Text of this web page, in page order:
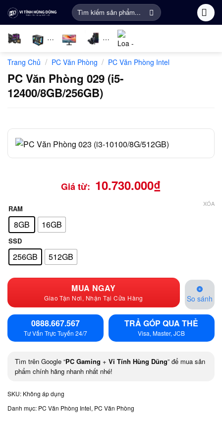
qua
nội
dung
Tìm
kiếm:
kiện
máy
tính
Gaming
Hình
Máy
Tính
Gear
thanh
Kiện
Trang Chủ / PC Văn Phòng / PC Văn Phòng Intel
PC Văn Phòng 029 (i5-
12400/8GB/256GB)
Giá từ: 10.730.000₫
RAM
8GB 16GB
SSD
256GB 512GB
XÓA
MUA NGAY
Giao Tận Nơi, Nhận Tại Cửa Hàng So sánh
0888.667.567
Tư Vấn Trực Tuyến 24/7
TRẢ GÓP QUA THẺ
Visa, Master, JCB
Tìm trên Google “PC Gaming + Vi Tính Hùng Dũng” để mua sản
phẩm chính hãng nhanh nhất nhé!
SKU: Không áp dụng
Danh mục: PC Văn Phòng Intel, PC Văn Phòng